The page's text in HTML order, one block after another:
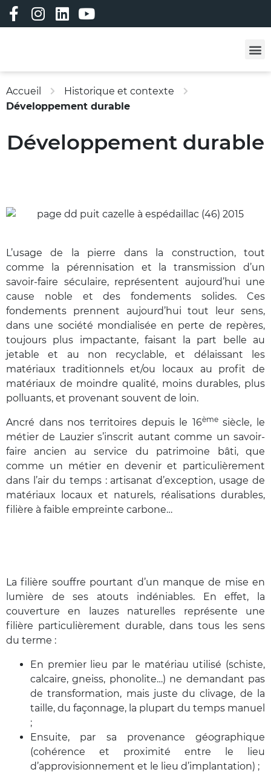
Accueil
Historique et contexte
Développement durable
Développement durable
L’usage de la pierre dans la construction, tout
comme la pérennisation et la transmission d’un
savoir-faire séculaire, représentent aujourd’hui une
cause noble et des fondements solides. Ces
fondements prennent aujourd’hui tout leur sens,
dans une société mondialisée en perte de repères,
toujours plus impactante, faisant la part belle au
jetable et au non recyclable, et délaissant les
matériaux traditionnels et/ou locaux au profit de
matériaux de moindre qualité, moins durables, plus
polluants, et provenant souvent de loin.
Ancré dans nos territoires depuis le 16èmesiècle, le
métier de Lauzier s’inscrit autant comme un savoir-
faire ancien au service du patrimoine bâti, que
comme un métier en devenir et particulièrement
dans l’air du temps : artisanat d’exception, usage de
matériaux locaux et naturels, réalisations durables,
filière à faible empreinte carbone…
La filière souffre pourtant d’un manque de mise en
lumière de ses atouts indéniables. En effet, la
couverture en lauzes naturelles représente une
filière particulièrement durable, dans tous les sens
du terme :
En premier lieu par le matériau utilisé (schiste,
calcaire, gneiss, phonolite…) ne demandant pas
de transformation, mais juste du clivage, de la
taille, du façonnage, la plupart du temps manuel
;
Ensuite, par sa provenance géographique
(cohérence et proximité entre le lieu
d’approvisionnement et le lieu d’implantation) ;